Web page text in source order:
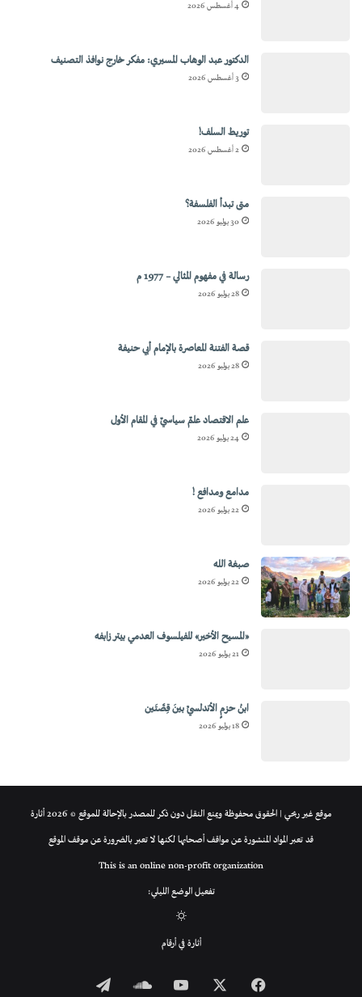
4 أغسطس 2026
الدكتور عبد الوهاب المسيري: مفكر خارج نوافذ التصنيف
3 أغسطس 2026
توريط السلف!
2 أغسطس 2026
متى تبدأ الفلسفة؟
30 يوليو 2026
رسالة في مفهوم المثالي – 1977 م
28 يوليو 2026
قصة الفتنة المعاصرة بالإمام أبي حنيفة
28 يوليو 2026
علم الاقتصاد علمٌ سياسيٌ في المقام الأول
24 يوليو 2026
مدامع ومدافع !
22 يوليو 2026
صبغة الله
22 يوليو 2026
«المسيح الأخير» للفيلسوف العدمي بيتر زابفه
21 يوليو 2026
ابنُ حزمٍ الأندلسيِّ بينَ قِصَّتَين
18 يوليو 2026
موقع غير ربحي | الحقوق محفوظة ويمنع النقل دون ذكر للمصدر بالإحالة للموقع © 2026 أثارة
قد تعبر المواد المنشورة عن مواقف أصحابها لكنها لا تعبر بالضرورة عن موقف الموقع
This is an online non-profit organization
تفعيل الوضع الليلي:
المظلم
أثارة في أرقام
فيسبوك ‫YouTubeساوند